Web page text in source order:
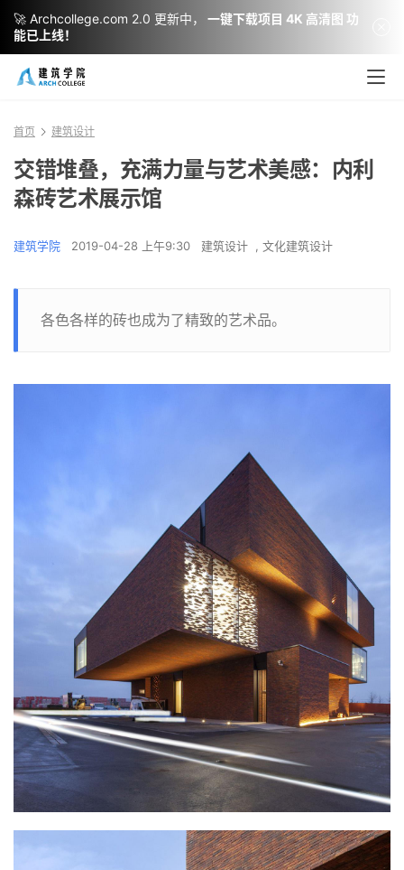
首页 建筑设计
交错堆叠，充满力量与艺术美感：内利
森砖艺术展示馆
建筑学院 2019-04-28 上午9:30 建筑设计 , 文化建筑设计
各色各样的砖也成为了精致的艺术品。
🚀 Archcollege.com 2.0 更新中，
一键下载项目 4K 高清图 功
能已上线！